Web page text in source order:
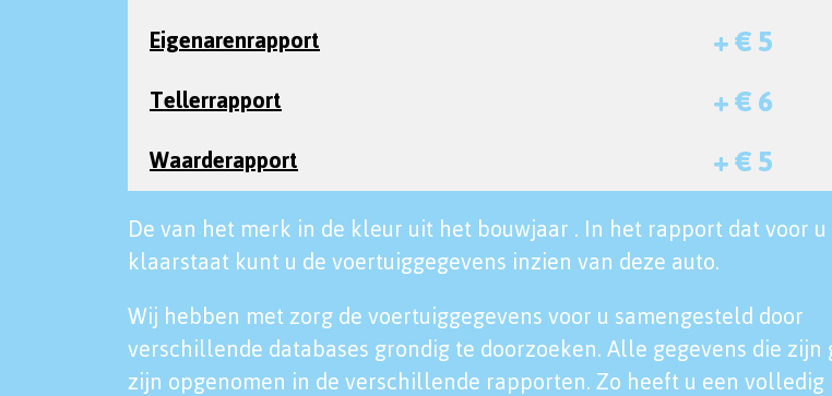
Eigenarenrapport + € 5
Tellerrapport + € 6
Waarderapport + € 5
De van het merk in de kleur uit het bouwjaar . In het rapport dat voor u
klaarstaat kunt u de voertuiggegevens inzien van deze auto.
Wij hebben met zorg de voertuiggegevens voor u samengesteld door
verschillende databases grondig te doorzoeken. Alle gegevens die zijn
zijn opgenomen in de verschillende rapporten. Zo heeft u een volledig